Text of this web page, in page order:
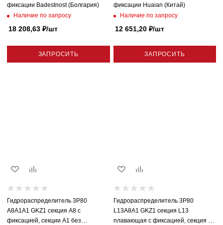
фиксации Badestnost (Болгария)
Наличие по запросу
18 208,63 ₽/шт
ЗАПРОСИТЬ
фиксации Huaian (Китай)
Наличие по запросу
12 651,20₽/шт
ЗАПРОСИТЬ
Гидрораспределитель 3P80
A8A1A1 GKZ1 секция A8 с
фиксацией, секции A1 без
Гидрораспределитель 3P80
L13A8A1 GKZ1 секция L13
плавающая с фиксацией, секция A8